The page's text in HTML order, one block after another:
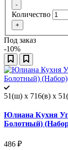
-
Количество
+
Под заказ
-10%
51(ш) x 716(в) x
Юлиана Кухня
Болотный)
486 ₽